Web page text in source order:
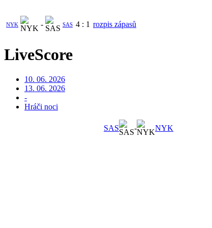
NYK - SAS 4 : 1 rozpis zápasů
LiveScore
10. 06. 2026
13. 06. 2026
-
Hráči noci
SAS - NYK